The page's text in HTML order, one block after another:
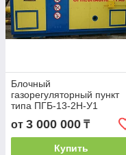
Блочный
газорегуляторный пункт
типа ПГБ-13-2Н-У1
от 3 000 000 ₸
Купить